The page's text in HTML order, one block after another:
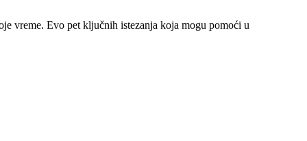
vreme. Evo pet ključnih istezanja koja mogu pomoći u